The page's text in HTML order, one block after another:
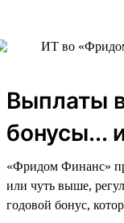
Выплаты
бонусы...
«Фридом Финанс»
или чуть выше,
годовой бонус,